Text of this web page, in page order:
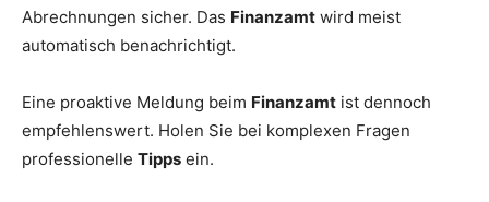
Abrechnungen sicher. Das Finanzamt wird meist
automatisch benachrichtigt.
Eine proaktive Meldung beim Finanzamt ist dennoch
empfehlenswert. Holen Sie bei komplexen Fragen
professionelle Tipps ein.